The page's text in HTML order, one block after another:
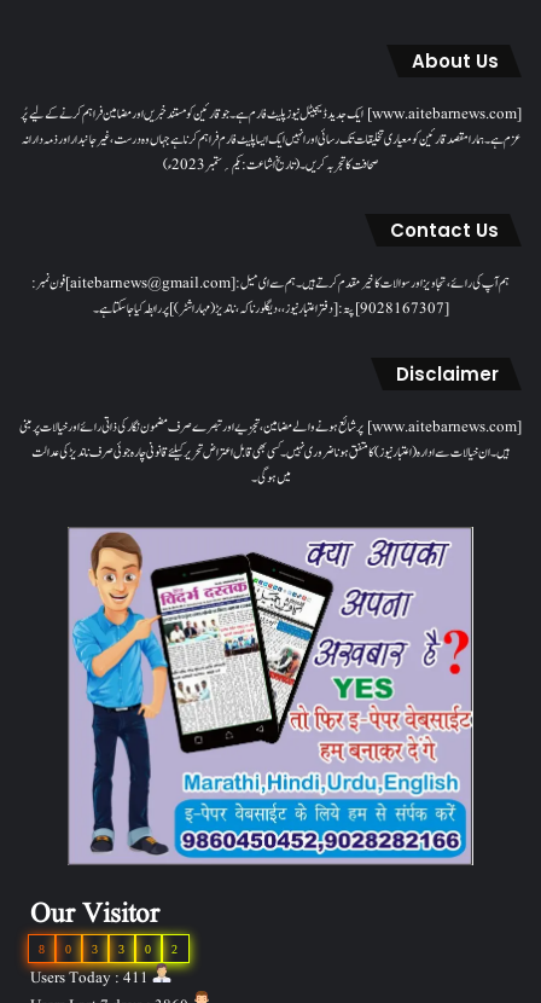
About Us
[www.aitebarnews.com] ایک جدید ڈیجیٹل نیوز پلیٹ فارم ہے۔ جو قارئین کو مستند خبریں اور مضامین فراہم کرنے کے لیے پُر
عزم ہے۔ ہمارا مقصدقارئین کو معیاری تخلیقات تک رسائی اور انہیں ایک ایسا پلیٹ فارم فراہم کرنا ہے جہاں وہ درست، غیر جانبدار اور ذمہ دارانہ
صحافت کا تجربہ کریں۔( تاریخ اشاعت : یکم؍ ستمبر 2023ء)
Contact Us
ہم آپ کی رائے، تجاویز اور سوالات کا خیرمقدم کرتے ہیں۔ ہم سےای میل: [aitebarnews@gmail.com]فون نمبر:
[9028167307]پتہ: [دفتر اعتبار نیوز، ، دیگلور ناکہ، ناندیڑ(مہاراشٹر) ] پر رابطہ کیا جاسکتا ہے۔
Disclaimer
[www.aitebarnews.com] پر شائع ہونے والے مضامین، تجزیے اور تبصرے صرف مضمون نگار کی ذاتی رائے اور خیالات پر مبنی
ہیں۔ ان خیالات سے ادارہ (اعتبار نیوز) کا متفق ہونا ضروری نہیں۔ کسی بھی قابل اعتراض تحریر کیلئے قانونی چارہ جوئی صرف ناندیڑ کی عدالت
میں ہوگی۔
Our Visitor
2
0
3
3
0
8
Users Today : 411